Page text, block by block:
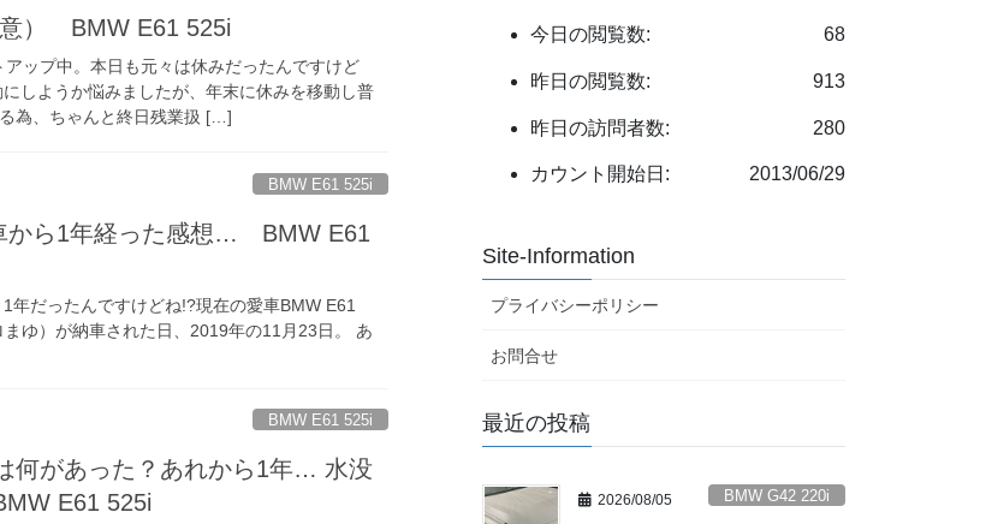
） BMW E61 525i
ップ中。本日も元々は休みだったんですけど
しようか悩みましたが、年末に休みを移動し普
為、ちゃんと終日残業扱 […]
BMW E61 525i
から1年経った感想… BMW E61
年だったんですけどね!?現在の愛車BMW E61
ゆ）が納車された日、2019年の11月23日。 あ
BMW E61 525i
何があった？あれから1年… 水没
E61 525i
68
今日の閲覧数:
913
昨日の閲覧数:
280
昨日の訪問者数:
2013/06/29
カウント開始日:
Site-Information
プライバシーポリシー
お問合せ
最近の投稿
2026/08/05 BMW G42 220i